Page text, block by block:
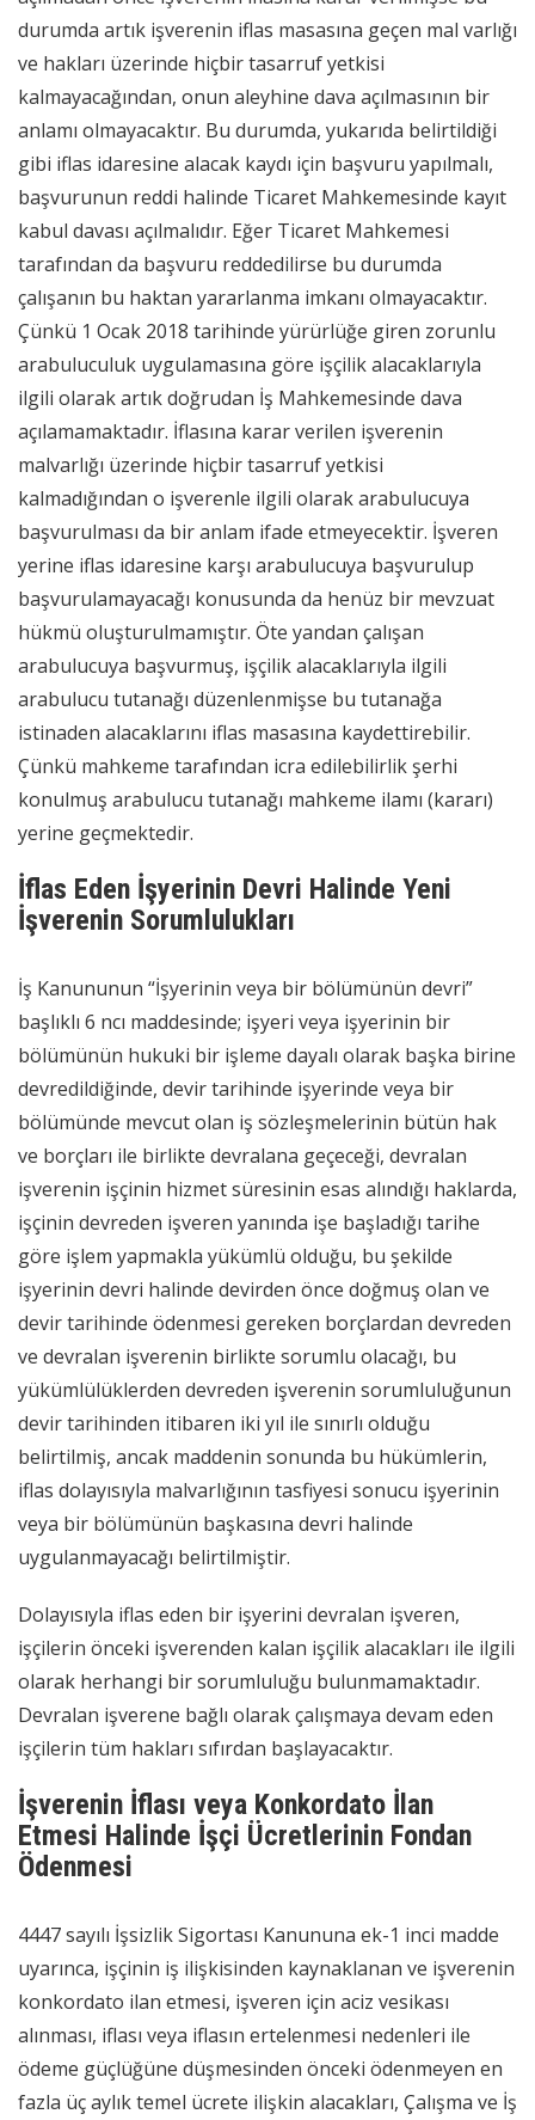
durumda artık işverenin iflas masasına geçen mal varlığı
ve hakları üzerinde hiçbir tasarruf yetkisi
kalmayacağından, onun aleyhine dava açılmasının bir
anlamı olmayacaktır. Bu durumda, yukarıda belirtildiği
gibi iflas idaresine alacak kaydı için başvuru yapılmalı,
başvurunun reddi halinde Ticaret Mahkemesinde kayıt
kabul davası açılmalıdır. Eğer Ticaret Mahkemesi
tarafından da başvuru reddedilirse bu durumda
çalışanın bu haktan yararlanma imkanı olmayacaktır.
Çünkü 1 Ocak 2018 tarihinde yürürlüğe giren zorunlu
arabuluculuk uygulamasına göre işçilik alacaklarıyla
ilgili olarak artık doğrudan İş Mahkemesinde dava
açılamamaktadır. İflasına karar verilen işverenin
malvarlığı üzerinde hiçbir tasarruf yetkisi
kalmadığından o işverenle ilgili olarak arabulucuya
başvurulması da bir anlam ifade etmeyecektir. İşveren
yerine iflas idaresine karşı arabulucuya başvurulup
başvurulamayacağı konusunda da henüz bir mevzuat
hükmü oluşturulmamıştır. Öte yandan çalışan
arabulucuya başvurmuş, işçilik alacaklarıyla ilgili
arabulucu tutanağı düzenlenmişse bu tutanağa
istinaden alacaklarını iflas masasına kaydettirebilir.
Çünkü mahkeme tarafından icra edilebilirlik şerhi
konulmuş arabulucu tutanağı mahkeme ilamı (kararı)
yerine geçmektedir.
İflas Eden İşyerinin Devri Halinde Yeni
İşverenin Sorumlulukları
İş Kanununun “İşyerinin veya bir bölümünün devri”
başlıklı 6 ncı maddesinde; işyeri veya işyerinin bir
bölümünün hukuki bir işleme dayalı olarak başka birine
devredildiğinde, devir tarihinde işyerinde veya bir
bölümünde mevcut olan iş sözleşmelerinin bütün hak
ve borçları ile birlikte devralana geçeceği, devralan
işverenin işçinin hizmet süresinin esas alındığı haklarda,
işçinin devreden işveren yanında işe başladığı tarihe
göre işlem yapmakla yükümlü olduğu, bu şekilde
işyerinin devri halinde devirden önce doğmuş olan ve
devir tarihinde ödenmesi gereken borçlardan devreden
ve devralan işverenin birlikte sorumlu olacağı, bu
yükümlülüklerden devreden işverenin sorumluluğunun
devir tarihinden itibaren iki yıl ile sınırlı olduğu
belirtilmiş, ancak maddenin sonunda bu hükümlerin,
iflas dolayısıyla malvarlığının tasfiyesi sonucu işyerinin
veya bir bölümünün başkasına devri halinde
uygulanmayacağı belirtilmiştir.
Dolayısıyla iflas eden bir işyerini devralan işveren,
işçilerin önceki işverenden kalan işçilik alacakları ile ilgili
olarak herhangi bir sorumluluğu bulunmamaktadır.
Devralan işverene bağlı olarak çalışmaya devam eden
işçilerin tüm hakları sıfırdan başlayacaktır.
İşverenin İflası veya Konkordato İlan
Etmesi Halinde İşçi Ücretlerinin Fondan
Ödenmesi
4447 sayılı İşsizlik Sigortası Kanununa ek-1 inci madde
uyarınca, işçinin iş ilişkisinden kaynaklanan ve işverenin
konkordato ilan etmesi, işveren için aciz vesikası
alınması, iflası veya iflasın ertelenmesi nedenleri ile
ödeme güçlüğüne düşmesinden önceki ödenmeyen en
fazla üç aylık temel ücrete ilişkin alacakları, Çalışma ve İş